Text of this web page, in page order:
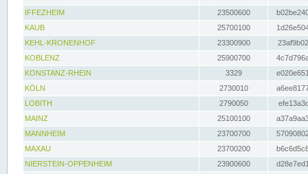
IFFEZHEIM
23500600
KAUB
25700100
KEHL-KRONENHOF
23300900
KOBLENZ
25900700
KONSTANZ-RHEIN
3329
KÖLN
2730010
LOBITH
2790050
MAINZ
25100100
MANNHEIM
23700700
MAXAU
23700200
NIERSTEIN-OPPENHEIM
23900600